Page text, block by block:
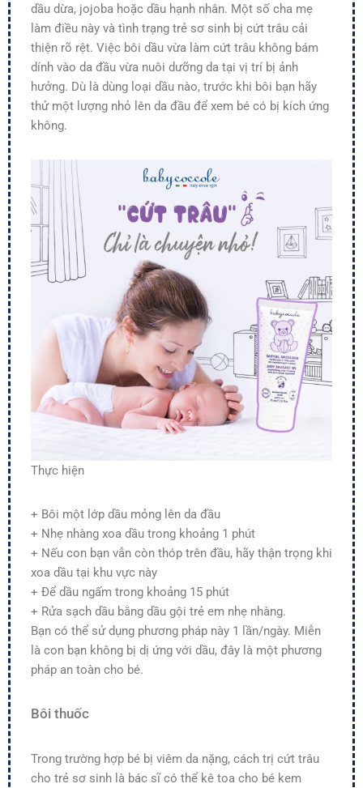
dầu dừa, jojoba hoặc dầu hạnh nhân. Một số cha mẹ
làm điều này và tình trạng trẻ sơ sinh bị cứt trâu cải
thiện rõ rệt. Việc bôi dầu vừa làm cứt trâu không bám
dính vào da đầu vừa nuôi dưỡng da tại vị trí bị ảnh
hưởng. Dù là dùng loại dầu nào, trước khi bôi bạn hãy
thử một lượng nhỏ lên da đầu để xem bé có bị kích ứng
không.
Thực hiện
+ Bôi một lớp dầu mỏng lên da đầu
+ Nhẹ nhàng xoa dầu trong khoảng 1 phút
+ Nếu con bạn vẫn còn thóp trên đầu, hãy thận trọng khi
xoa dầu tại khu vực này
+ Để dầu ngấm trong khoảng 15 phút
+ Rửa sạch dầu bằng dầu gội trẻ em nhẹ nhàng.
Bạn có thể sử dụng phương pháp này 1 lần/ngày. Miễn
là con bạn không bị dị ứng với dầu, đây là một phương
pháp an toàn cho bé.
Bôi thuốc
Trong trường hợp bé bị viêm da nặng, cách trị cứt trâu
cho trẻ sơ sinh là bác sĩ có thể kê toa cho bé kem